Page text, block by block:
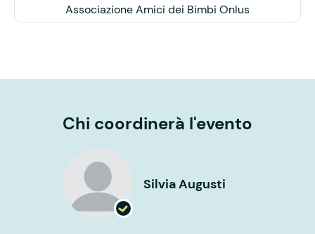
Associazione Amici dei Bimbi Onlus
Chi coordinerà l'evento
Silvia Augusti